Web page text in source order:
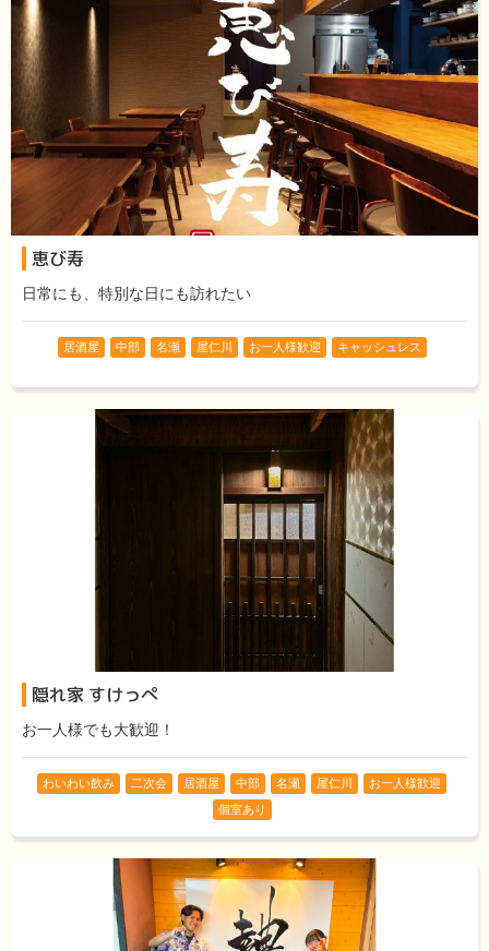
恵び寿
日常にも、特別な日にも訪れたい
居酒屋 中部 名瀬 屋仁川 お一人様歓迎 キャッシュレス
隠れ家 すけっぺ
お一人様でも大歓迎！
わいわい飲み 二次会 居酒屋 中部 名瀬 屋仁川
お一人様歓迎
個室あり